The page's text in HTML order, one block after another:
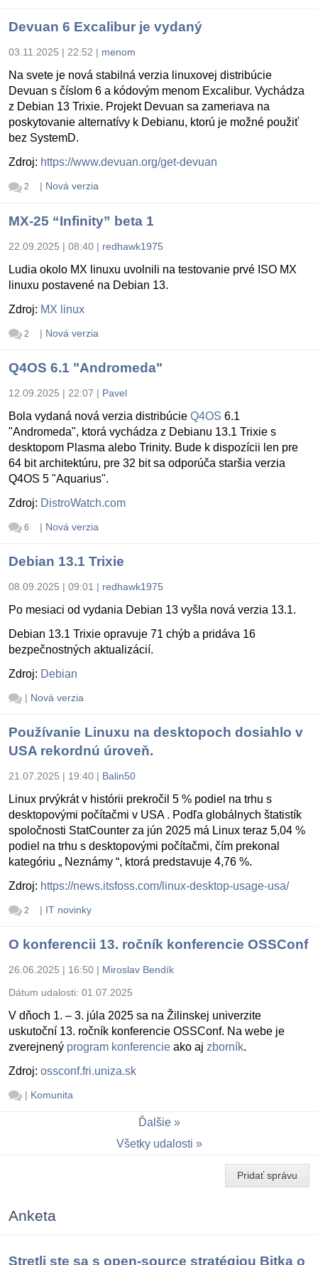
Devuan 6 Excalibur je vydaný
03.11.2025 | 22:52 | menom
Na svete je nová stabilná verzia linuxovej distribúcie
Devuan s číslom 6 a kódovým menom Excalibur. Vychádza
z Debian 13 Trixie. Projekt Devuan sa zameriava na
poskytovanie alternatívy k Debianu, ktorú je možné použiť
bez SystemD.
Zdroj: https://www.devuan.org/get-devuan
2 | Nová verzia
MX-25 “Infinity” beta 1
22.09.2025 | 08:40 | redhawk1975
Ludia okolo MX linuxu uvolnili na testovanie prvé ISO MX
linuxu postavené na Debian 13.
Zdroj: MX linux
2 | Nová verzia
Q4OS 6.1 "Andromeda"
12.09.2025 | 22:07 | Pavel
Bola vydaná nová verzia distribúcie Q4OS 6.1
"Andromeda", ktorá vychádza z Debianu 13.1 Trixie s
desktopom Plasma alebo Trinity. Bude k dispozícii len pre
64 bit architektúru, pre 32 bit sa odporúča staršia verzia
Q4OS 5 "Aquarius".
Zdroj: DistroWatch.com
6 | Nová verzia
Debian 13.1 Trixie
08.09.2025 | 09:01 | redhawk1975
Po mesiaci od vydania Debian 13 vyšla nová verzia 13.1.
Debian 13.1 Trixie opravuje 71 chýb a pridáva 16
bezpečnostných aktualizácií.
Zdroj: Debian
| Nová verzia
Používanie Linuxu na desktopoch dosiahlo v
USA rekordnú úroveň.
21.07.2025 | 19:40 | Balin50
Linux prvýkrát v histórii prekročil 5 % podiel na trhu s
desktopovými počítačmi v USA . Podľa globálnych štatistík
spoločnosti StatCounter za jún 2025 má Linux teraz 5,04 %
podiel na trhu s desktopovými počítačmi, čím prekonal
kategóriu „ Neznámy “, ktorá predstavuje 4,76 %.
Zdroj: https://news.itsfoss.com/linux-desktop-usage-usa/
2 | IT novinky
O konferencii 13. ročník konferencie OSSConf
26.06.2025 | 16:50 | Miroslav Bendík
Dátum udalosti: 01.07.2025
V dňoch 1. – 3. júla 2025 sa na Žilinskej univerzite
uskutoční 13. ročník konferencie OSSConf. Na webe je
zverejnený program konferencie ako aj zborník.
Zdroj: ossconf.fri.uniza.sk
| Komunita
Ďalšie
Všetky udalosti
Pridať správu
Anketa
Stretli ste sa s open-source stratégiou Bitka o